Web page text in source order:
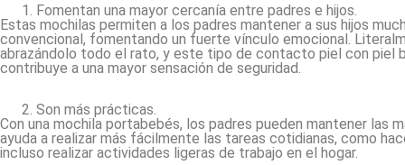
Fomentan una mayor cercanía entre padres e hijos.
Estas mochilas permiten a los padres mantener a sus hijos
convencional, fomentando un fuerte vínculo emocional.
abrazándolo todo el rato, y este tipo de contacto piel con piel
contribuye a una mayor sensación de seguridad.
Son más prácticas.
Con una mochila portabebés, los padres pueden mantener las
ayuda a realizar más fácilmente las tareas cotidianas, como
incluso realizar actividades ligeras de trabajo en el hogar.